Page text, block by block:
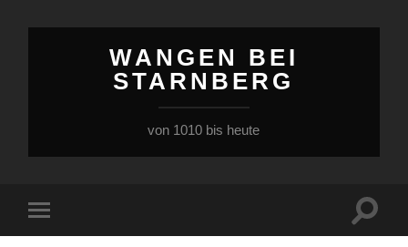
WANGEN BEI
STARNBERG
von 1010 bis heute
Menü